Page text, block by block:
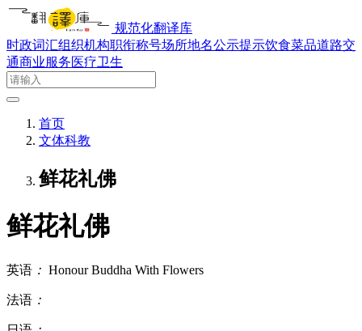
规范化翻译库
时政词汇组织机构职衔称号场所地名公示提示饮食菜品道路交
通商业服务医疗卫生
首页
文体科教
鲜花礼佛
鲜花礼佛
英语 ： Honour Buddha With Flowers
法语 ：